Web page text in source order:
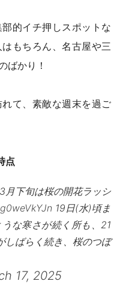
的イチ押しスポットな
もちろん、名古屋や三
ばかり！
て、素敵な週末を過ご
点
月下旬は桜の開花ラッシ
19日(水)頃ま
な寒さが続く所も、21
しばらく続き、桜のつぼ
17, 2025